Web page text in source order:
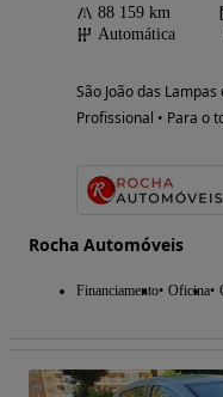
88 159 km
Automática
São João das
Profissional • Para o
Rocha Automóveis
Financiamento Oficina